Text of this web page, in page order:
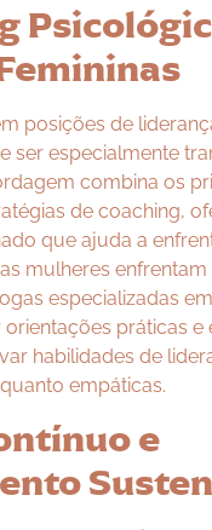
posições de
ser especialmente
combina os
de coaching,
que ajuda a
mulheres
especializadas
práticas e
habilidades de
empáticas.
e